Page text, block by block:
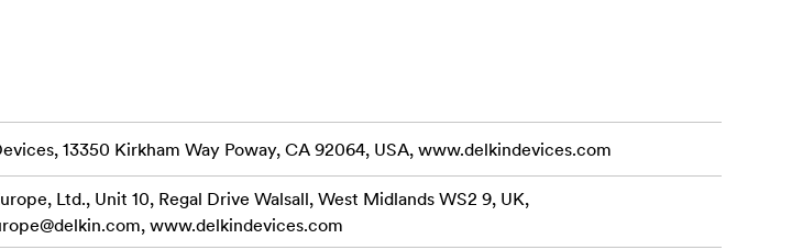
50MB/s Maximum (64GB) Write Speed
Card, Protective Storage Case
13350 Kirkham Way Poway, CA 92064, USA, www.delkindevices.com
Ltd., Unit 10, Regal Drive Walsall, West Midlands WS2 9, UK,
, www.delkindevices.com